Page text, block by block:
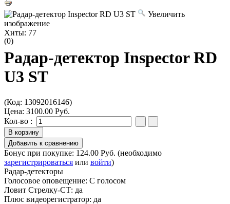
Увеличить
изображение
Хиты: 77
(0)
Радар-детектор Inspector RD
U3 ST
(Код: 13092016146)
Цена: 3100.00 Руб.
Кол-во :
Бонус при покупке: 124.00 Руб. (необходимо
зарегистрироваться или войти)
Радар-детекторы
Голосовое оповещение: С голосом
Ловит Стрелку-СТ: да
Плюс видеорегистратор: да